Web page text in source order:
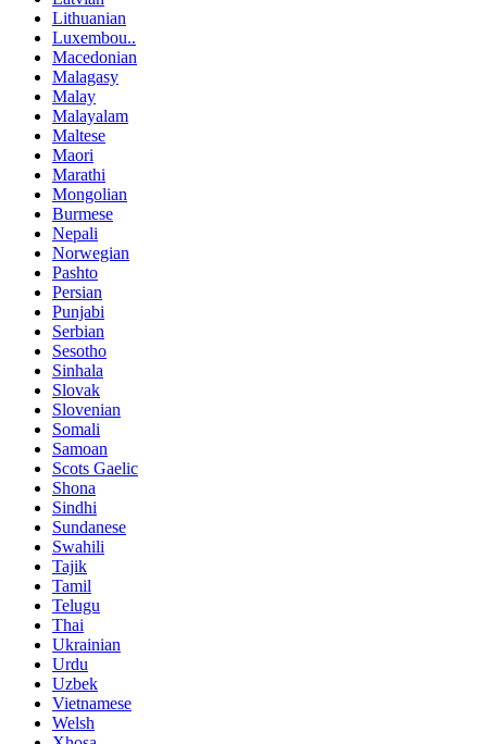
Lithuanian
Luxembou..
Macedonian
Malagasy
Malay
Malayalam
Maltese
Maori
Marathi
Mongolian
Burmese
Nepali
Norwegian
Pashto
Persian
Punjabi
Serbian
Sesotho
Sinhala
Slovak
Slovenian
Somali
Samoan
Scots Gaelic
Shona
Sindhi
Sundanese
Swahili
Tajik
Tamil
Telugu
Thai
Ukrainian
Urdu
Uzbek
Vietnamese
Welsh